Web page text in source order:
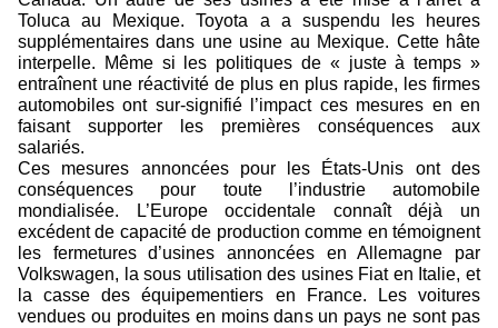
Toluca au Mexique. Toyota a a suspendu les heures
supplémentaires dans une usine au Mexique. Cette hâte
interpelle. Même si les politiques de « juste à temps »
entraînent une réactivité de plus en plus rapide, les firmes
automobiles ont sur-signifié l’impact ces mesures en en
faisant supporter les premières conséquences aux
salariés.
Ces mesures annoncées pour les États-Unis ont des
conséquences pour toute l’industrie automobile
mondialisée. L’Europe occidentale connaît déjà un
excédent de capacité de production comme en témoignent
les fermetures d’usines annoncées en Allemagne par
Volkswagen, la sous utilisation des usines Fiat en Italie, et
la casse des équipementiers en France. Les voitures
vendues ou produites en moins dans un pays ne sont pas